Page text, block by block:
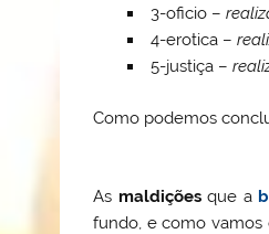
3-oficio –
4-erotica –
5-justiça –
Como podemos
As maldiçõesque a
fundo, e como vamos